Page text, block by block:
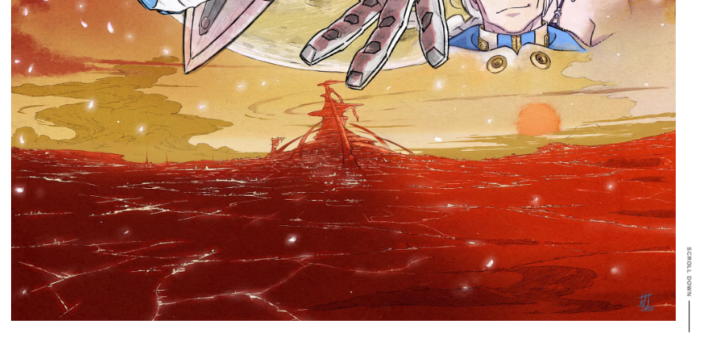
SCROLL DOWN